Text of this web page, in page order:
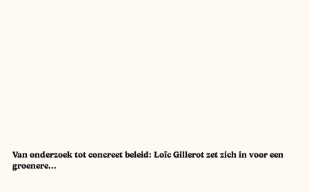
Van onderzoek tot concreet beleid: Loïc Gillerot zet zich in voor een
groenere...